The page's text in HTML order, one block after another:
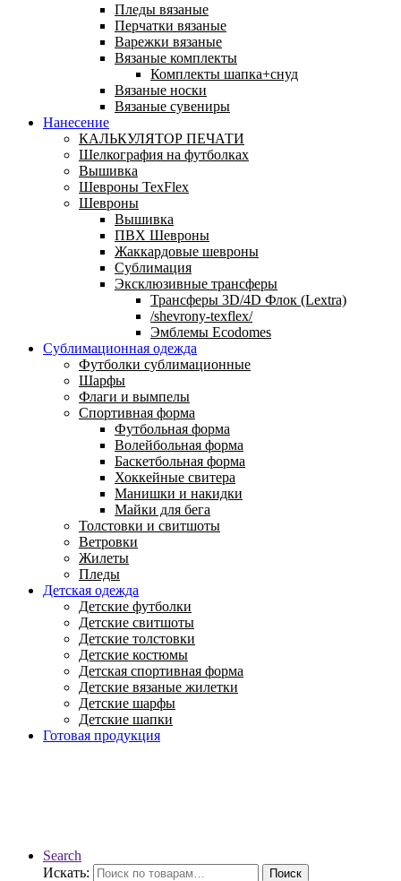
Пледы вязаные
Перчатки вязаные
Варежки вязаные
Вязаные комплекты
Комплекты шапка+снуд
Вязаные носки
Вязаные сувениры
Нанесение
КАЛЬКУЛЯТОР ПЕЧАТИ
Шелкография на футболках
Вышивка
Шевроны TexFlex
Шевроны
Вышивка
ПВХ Шевроны
Жаккардовые шевроны
Сублимация
Эксклюзивные трансферы
Трансферы 3D/4D Флок (Lextra)
/shevrony-texflex/
Эмблемы Ecodomes
Сублимационная одежда
Футболки сублимационные
Шарфы
Флаги и вымпелы
Спортивная форма
Футбольная форма
Волейбольная форма
Баскетбольная форма
Хоккейные свитера
Манишки и накидки
Майки для бега
Толстовки и свитшоты
Ветровки
Жилеты
Пледы
Детская одежда
Детские футболки
Детские свитшоты
Детские толстовки
Детские костюмы
Детская спортивная форма
Детские вязаные жилетки
Детские шарфы
Детские шапки
Готовая продукция
Search
Искать:
Поиск